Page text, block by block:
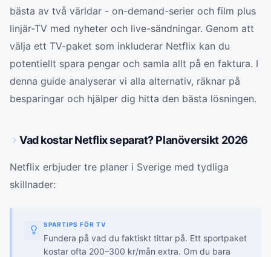
bästa av två världar - on-demand-serier och film plus
linjär-TV med nyheter och live-sändningar. Genom att
välja ett TV-paket som inkluderar Netflix kan du
potentiellt spara pengar och samla allt på en faktura. I
denna guide analyserar vi alla alternativ, räknar på
besparingar och hjälper dig hitta den bästa lösningen.
Vad kostar Netflix separat? Planöversikt 2026
Netflix erbjuder tre planer i Sverige med tydliga
skillnader:
SPARTIPS FÖR TV
Fundera på vad du faktiskt tittar på. Ett sportpaket
kostar ofta 200–300 kr/mån extra. Om du bara